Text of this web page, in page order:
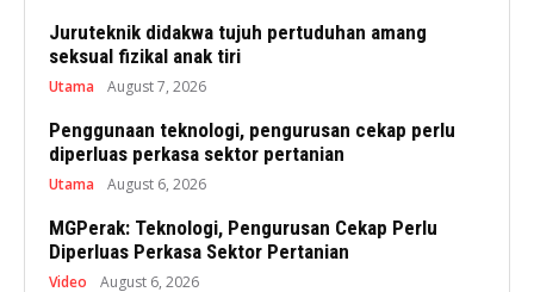
Juruteknik didakwa tujuh pertuduhan amang
seksual fizikal anak tiri
Utama August 7, 2026
Penggunaan teknologi, pengurusan cekap perlu
diperluas perkasa sektor pertanian
Utama August 6, 2026
MGPerak: Teknologi, Pengurusan Cekap Perlu
Diperluas Perkasa Sektor Pertanian
Video August 6, 2026